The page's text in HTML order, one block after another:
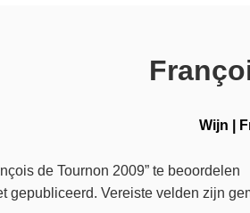
Wijn
de Tournon 2009” te beoordelen
gepubliceerd. Vereiste velden zijn